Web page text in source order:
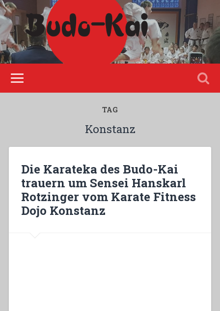
Please disable Adblock!
TAG
Konstanz
Die Karateka des Budo-Kai
trauern um Sensei Hanskarl
Rotzinger vom Karate Fitness
Dojo Konstanz